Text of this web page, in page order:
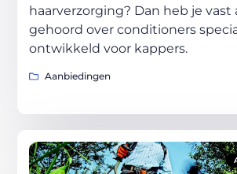
haarverzorging? Dan heb je vast
gehoord over conditioners
ontwikkeld voor kappers.
Aanbiedingen